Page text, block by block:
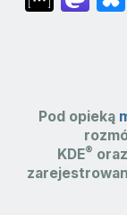
Pod opieką
KDE® oraz